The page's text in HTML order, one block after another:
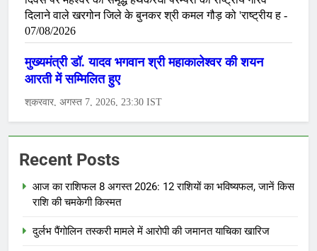
Recent Posts
आज का राशिफल 8 अगस्त 2026: 12 राशियों का भविष्यफल, जानें किस
राशि की चमकेगी किस्मत
दुर्लभ पैंगोलिन तस्करी मामले में आरोपी की जमानत याचिका खारिज